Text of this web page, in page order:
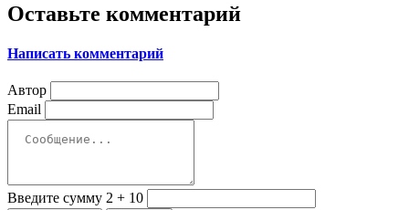
Оставьте комментарий
Написать комментарий
Автор
Email
Введите сумму 2 + 10